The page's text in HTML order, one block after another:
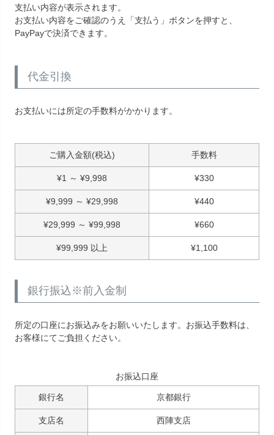
支払い内容が表示されます。
お支払い内容をご確認のうえ「支払う」ボタンを押すと、
PayPayで決済できます。
代金引換
お支払いには所定の手数料がかかります。
ご購入金額(税込) 手数料
¥1 ～ ¥9,998 ¥330
¥9,999 ～ ¥29,998 ¥440
¥29,999 ～ ¥99,998 ¥660
¥99,999 以上 ¥1,100
銀行振込※前入金制
所定の口座にお振込みをお願いいたします。お振込手数料は、
お客様にてご負担ください。
お振込口座
銀行名 京都銀行
支店名 西陣支店